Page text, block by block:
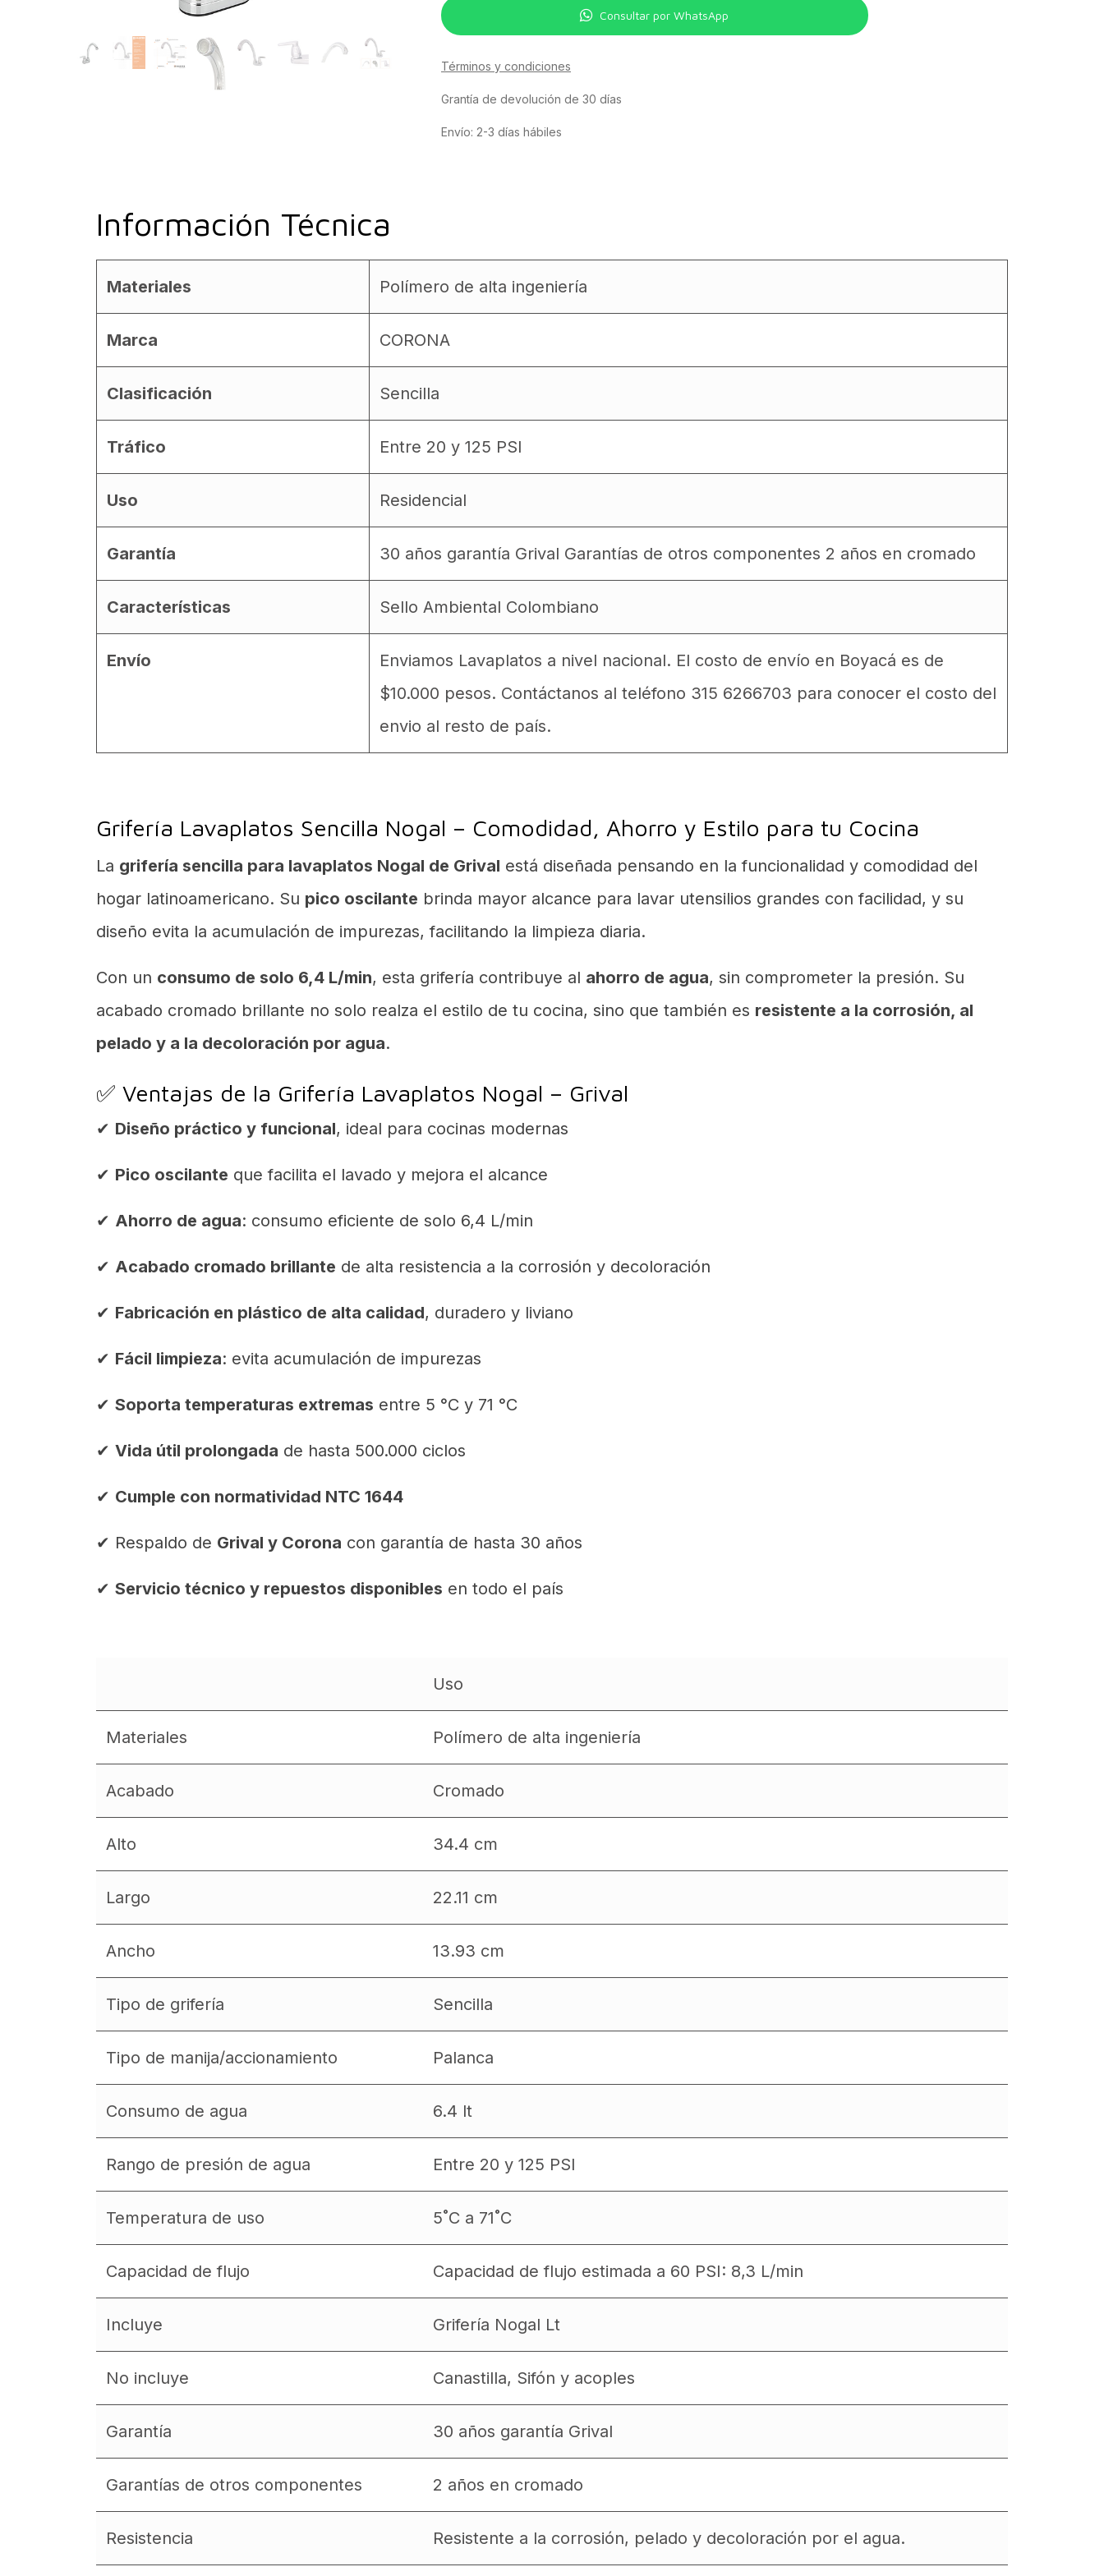
Consultar por WhatsApp
Términos y condiciones
Grantía de devolución de 30 días
Envío: 2-3 días hábiles
Información Técnica
Materiales Polímero de alta ingeniería
Marca CORONA
Clasificación Sencilla
Tráfico Entre 20 y 125 PSI
Uso Residencial
Garantía 30 años garantía Grival Garantías de otros componentes 2 años en cromado
Características Sello Ambiental Colombiano
Envío
Enviamos Lavaplatos a nivel nacional. El costo de envío en Boyacá es de
$10.000 pesos. Contáctanos al teléfono 315 6266703 para conocer el costo del
envio al resto de país.
Grifería Lavaplatos Sencilla Nogal – Comodidad, Ahorro y Estilo para tu Cocina
La grifería sencilla para lavaplatos Nogal de Grival está diseñada pensando en la funcionalidad y comodidad del
hogar latinoamericano. Su pico oscilante brinda mayor alcance para lavar utensilios grandes con facilidad, y su
diseño evita la acumulación de impurezas, facilitando la limpieza diaria.
Con un consumo de solo 6,4 L/min, esta grifería contribuye al ahorro de agua, sin comprometer la presión. Su
acabado cromado brillante no solo realza el estilo de tu cocina, sino que también es resistente a la corrosión, al
pelado y a la decoloración por agua.
✅ Ventajas de la Grifería Lavaplatos Nogal – Grival
✔ Diseño práctico y funcional, ideal para cocinas modernas
✔ Pico oscilante que facilita el lavado y mejora el alcance
✔ Ahorro de agua: consumo eficiente de solo 6,4 L/min
✔ Acabado cromado brillante de alta resistencia a la corrosión y decoloración
✔ Fabricación en plástico de alta calidad, duradero y liviano
✔ Fácil limpieza: evita acumulación de impurezas
✔ Soporta temperaturas extremas entre 5 °C y 71 °C
✔ Vida útil prolongada de hasta 500.000 ciclos
✔ Cumple con normatividad NTC 1644
✔ Respaldo de Grival y Corona con garantía de hasta 30 años
✔ Servicio técnico y repuestos disponibles en todo el país
Uso
Materiales Polímero de alta ingeniería
Acabado Cromado
Alto 34.4 cm
Largo 22.11 cm
Ancho 13.93 cm
Tipo de grifería Sencilla
Tipo de manija/accionamiento Palanca
Consumo de agua 6.4 lt
Rango de presión de agua Entre 20 y 125 PSI
Temperatura de uso 5˚C a 71˚C
Capacidad de flujo Capacidad de flujo estimada a 60 PSI: 8,3 L/min
Incluye Grifería Nogal Lt
No incluye Canastilla, Sifón y acoples
Garantía 30 años garantía Grival
Garantías de otros componentes 2 años en cromado
Resistencia Resistente a la corrosión, pelado y decoloración por el agua.